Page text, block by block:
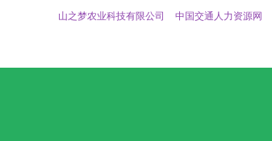
山之梦农业科技有限公司
中国交通人力资源网